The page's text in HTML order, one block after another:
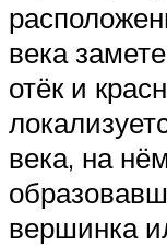
века
отёк и
века, на
вершинка